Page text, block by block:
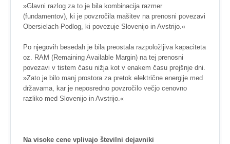
»Glavni razlog za to je bila kombinacija razmer
(fundamentov), ki je povzročila mašitev na prenosni povezavi
Obersielach-Podlog, ki povezuje Slovenijo in Avstrijo.«
Po njegovih besedah je bila preostala razpoložljiva kapaciteta
oz. RAM (Remaining Available Margin) na tej prenosni
povezavi v tistem času nižja kot v enakem času prejšnje dni.
»Zato je bilo manj prostora za pretok električne energije med
državama, kar je neposredno povzročilo večjo cenovno
razliko med Slovenijo in Avstrijo.«
Na visoke cene vplivajo številni dejavniki